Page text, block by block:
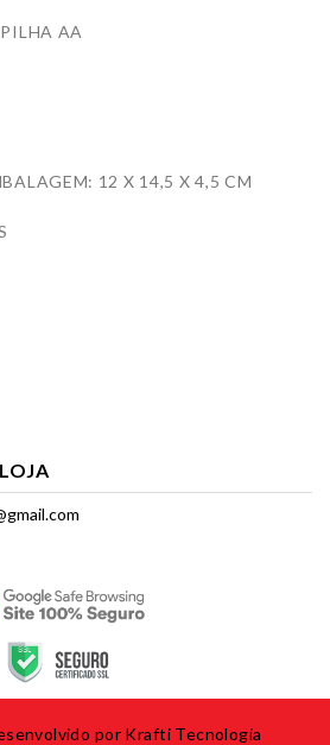
AA
12 X 14,5 X 4,5 CM
por Krafti Tecnologia